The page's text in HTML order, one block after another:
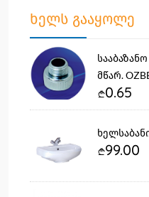
ხელს გააყოლე
მწარ.
0.65
99.00